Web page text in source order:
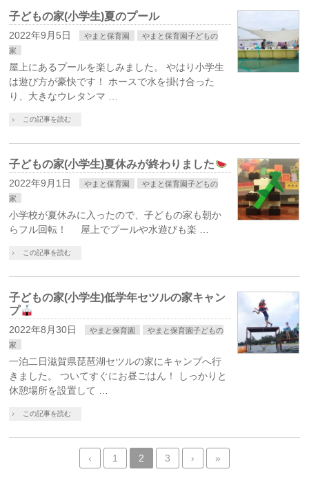
子どもの家(小学生)夏のプール
2022年9月5日 やまと保育園
やまと保育園子どもの
家
屋上にあるプールを楽しみました。 やはり小学生
は遊び方が豪快です！ ホースで水を掛け合った
り、大きなウレタンマ …
この記事を読む
子どもの家(小学生)夏休みが終わりました
2022年9月1日 やまと保育園
やまと保育園子どもの
家
小学校が夏休みに入ったので、子どもの家も朝か
らフル回転！ 屋上でプールや水遊びも楽 …
この記事を読む
子どもの家(小学生)低学年セツルの家キャン
プ
2022年8月30日 やまと保育園
やまと保育園子どもの
家
一泊二日滋賀県琵琶湖セツルの家にキャンプへ行
きました。 ついてすぐにお昼ごはん！ しっかりと
休憩場所を設置して …
この記事を読む
‹ 1 2 3 › »